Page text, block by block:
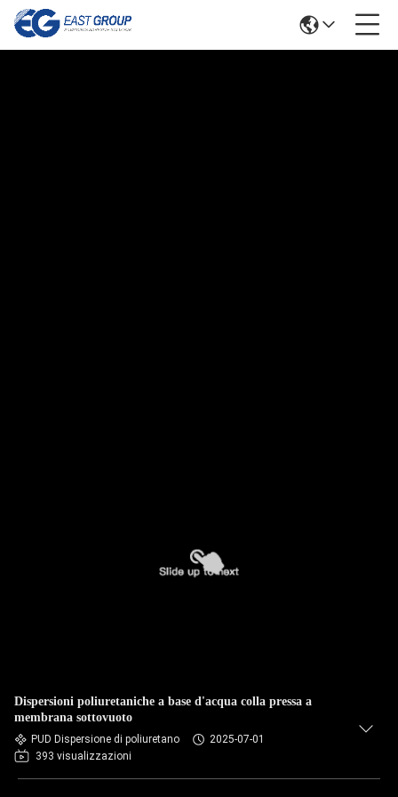
Dispersioni poliuretaniche a base d'acqua colla pressa a
membrana sottovuoto
PUD Dispersione di poliuretano
2025-07-01
393 visualizzazioni